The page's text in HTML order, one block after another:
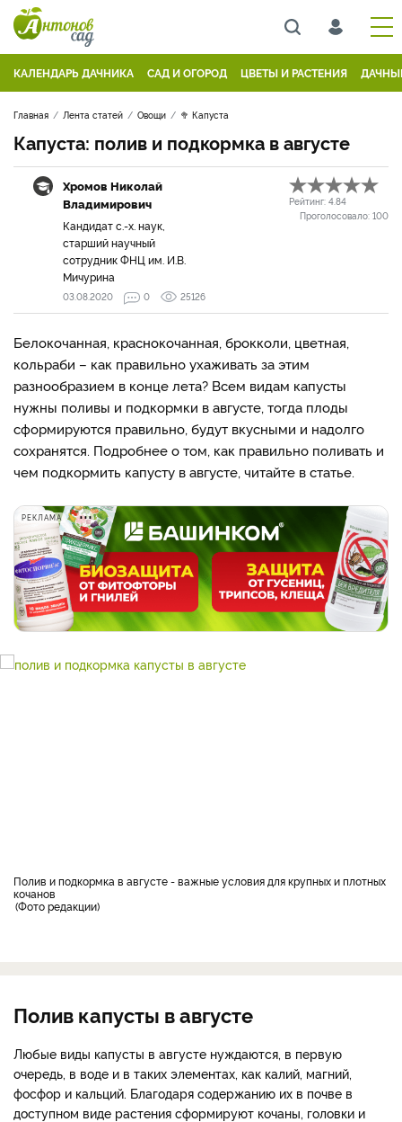
КАЛЕНДАРЬ ДАЧНИКА САД И ОГОРОД ЦВЕТЫ И РАСТЕНИЯ
Главная Лента статей Овощи 🥦 Капуста
Капуста: полив и подкормка в августе
Хромов Николай
Владимирович
Кандидат с.-х. наук,
старший научный
сотрудник ФНЦ им. И.В.
Мичурина
Рейтинг: 4.84
Проголосовало: 100
03.08.2020 0 25126
Белокочанная, краснокочанная, брокколи, цветная,
кольраби – как правильно ухаживать за этим
разнообразием в конце лета? Всем видам капусты
нужны поливы и подкормки в августе, тогда плоды
сформируются правильно, будут вкусными и надолго
сохранятся. Подробнее о том, как правильно поливать и
чем подкормить капусту в августе, читайте в статье.
РЕКЛАМА
Полив и подкормка в августе - важные условия для крупных и плотных
кочанов
Фото редакции
Полив капусты в августе
Любые виды капусты в августе нуждаются, в первую
очередь, в воде и в таких элементах, как калий, магний,
фосфор и кальций. Благодаря содержанию их в почве в
доступном виде растения сформируют кочаны, головки и